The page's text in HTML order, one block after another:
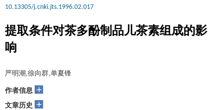
10.13305/j.cnki.jts.1996.02.017
提取条件对茶多酚制品儿茶素组成的影
响
严明潮,徐向群,单夏锋
作者信息 +
文章历史 +